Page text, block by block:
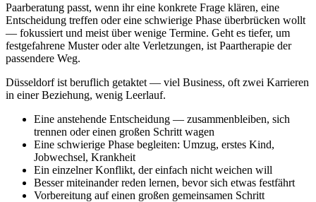
Paarberatung passt, wenn ihr eine konkrete Frage klären, eine
Entscheidung treffen oder eine schwierige Phase überbrücken wollt
— fokussiert und meist über wenige Termine. Geht es tiefer, um
festgefahrene Muster oder alte Verletzungen, ist Paartherapie der
passendere Weg.
Düsseldorf ist beruflich getaktet — viel Business, oft zwei Karrieren
in einer Beziehung, wenig Leerlauf.
Eine anstehende Entscheidung — zusammenbleiben, sich
trennen oder einen großen Schritt wagen
Eine schwierige Phase begleiten: Umzug, erstes Kind,
Jobwechsel, Krankheit
Ein einzelner Konflikt, der einfach nicht weichen will
Besser miteinander reden lernen, bevor sich etwas festfährt
Vorbereitung auf einen großen gemeinsamen Schritt